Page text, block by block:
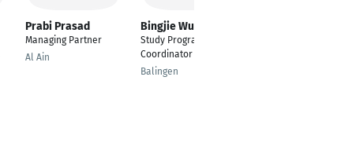
Prabi Prasad
Managing Partner
Al Ain
Bingjie Wu
Study Programme
Coordinator
Balingen